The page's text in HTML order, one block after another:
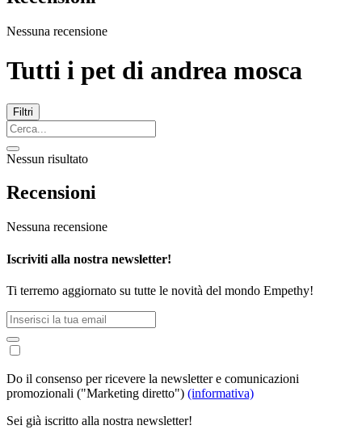
Nessuna recensione
Tutti i pet di andrea mosca
Filtri
Nessun risultato
Recensioni
Nessuna recensione
Iscriviti alla nostra newsletter!
Ti terremo aggiornato su tutte le novità del mondo Empethy!
Do il consenso per ricevere la newsletter e comunicazioni
promozionali ("Marketing diretto") (informativa)
Sei già iscritto alla nostra newsletter!